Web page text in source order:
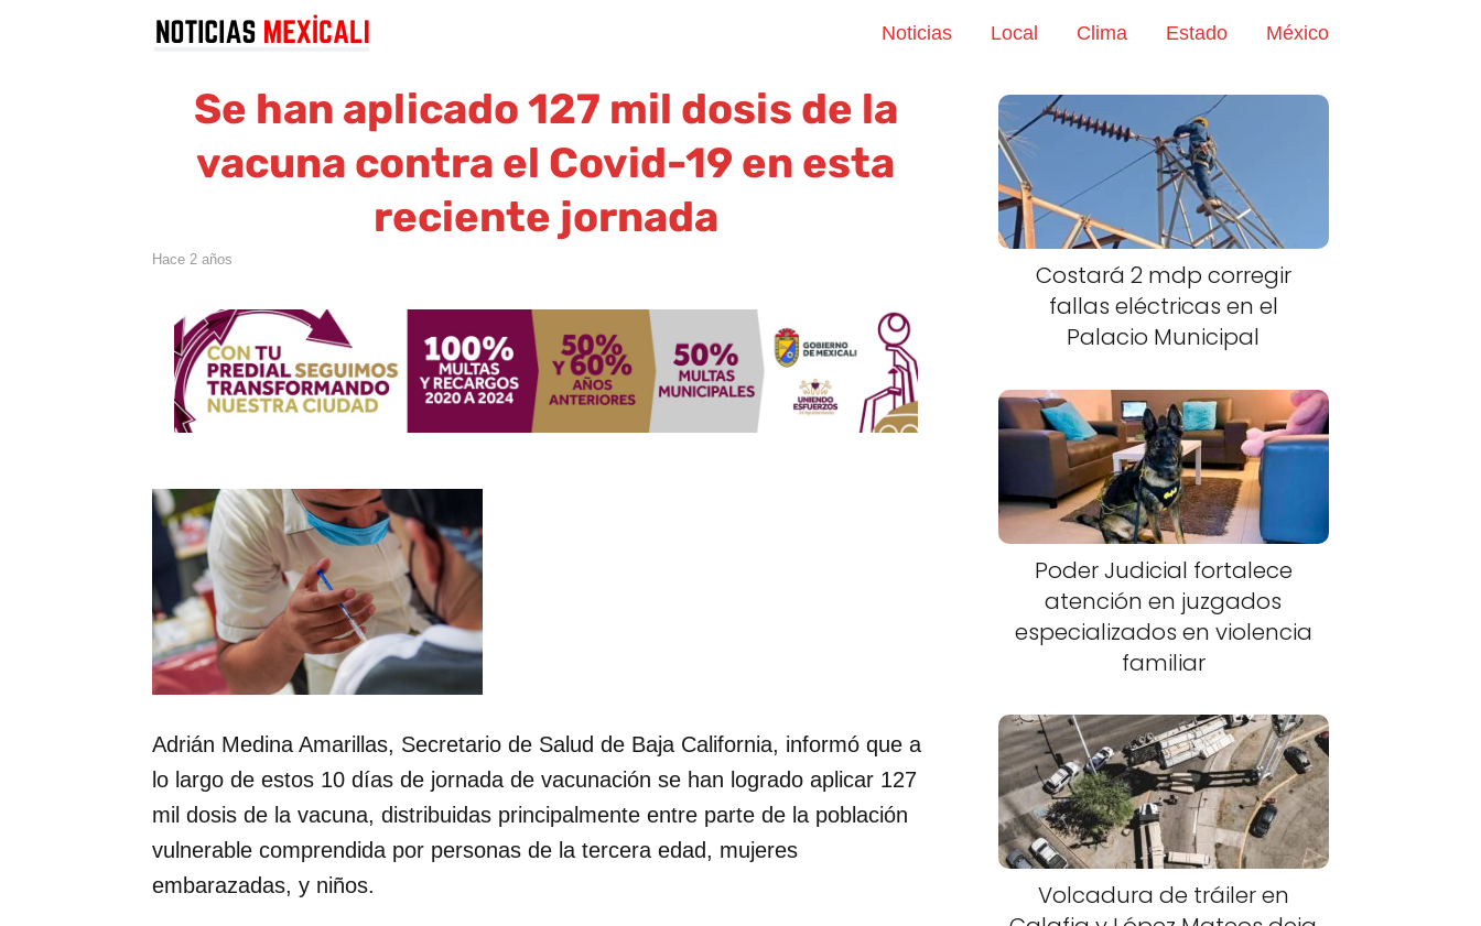
Noticias Local Clima Estado México
Se han aplicado 127 mil dosis de la
vacuna contra el Covid-19 en esta
reciente jornada
hace 2 años
Adrián Medina Amarillas, Secretario de Salud de Baja California, informó que a
lo largo de estos 10 días de jornada de vacunación se han logrado aplicar 127
mil dosis de la vacuna, distribuidas principalmente entre parte de la población
vulnerable comprendida por personas de la tercera edad, mujeres
embarazadas, y niños.
Costará 2 mdp corregir
fallas eléctricas en el
Palacio Municipal
Poder Judicial fortalece
atención en juzgados
especializados en violencia
familiar
Volcadura de tráiler en